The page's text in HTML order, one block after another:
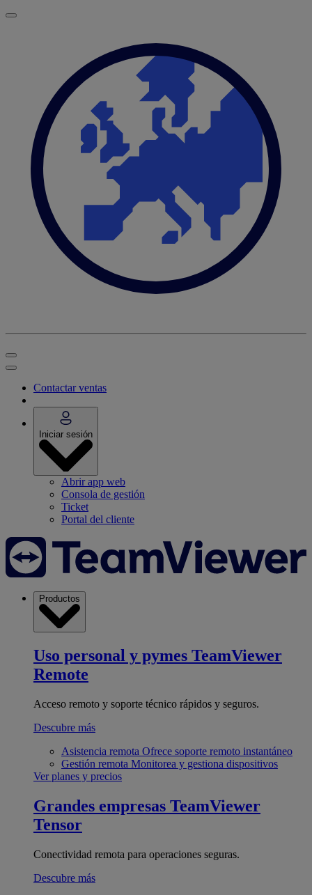
Contactar ventas
Iniciar sesión
Abrir app web
Consola de gestión
Ticket
Portal del cliente
Productos
Uso personal y pymes TeamViewer
Remote
Acceso remoto y soporte técnico rápidos y seguros.
Descubre más
Asistencia remota Ofrece soporte remoto instantáneo
Gestión remota Monitorea y gestiona dispositivos
Ver planes y precios
Grandes empresas TeamViewer
Tensor
Conectividad remota para operaciones seguras.
Descubre más